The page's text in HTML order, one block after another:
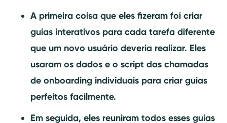
A primeira coisa que eles fizeram foi criar
guias interativos para cada tarefa diferente
que um novo usuário deveria realizar. Eles
usaram os dados e o script das chamadas
de onboarding individuais para criar guias
perfeitos facilmente.
Em seguida, eles reuniram todos esses guias